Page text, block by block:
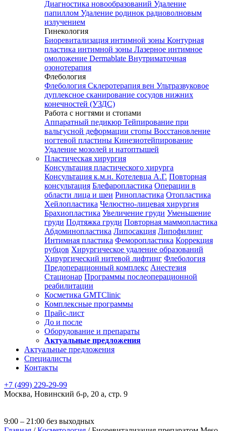
Диагностика новообразований Удаление
папиллом Удаление родинок радиоволновым
излучением
Гинекология
Биоревитализация интимной зоны Контурная
пластика интимной зоны Лазерное интимное
омоложение Dermablate Внутриматочная
озонотерапия
Флебология
Флебология Склеротерапия вен Ультразвуковое
дуплексное сканирование сосудов нижних
конечностей (УЗДС)
Работа с ногтями и стопами
Аппаратный педикюр Тейпирование при
вальгусной деформации стопы Восстановление
ногтевой пластины Кинезиотейпирование
Удаление мозолей и натоптышей
Пластическая хирургия
Консультация пластического хирурга
Консультация к.м.н. Котелевца А.Г. Повторная
консультация Блефаропластика Операции в
области лица и шеи Ринопластика Отопластика
Хейлопластика Челюстно-лицевая хирургия
Брахиопластика Увеличение груди Уменьшение
груди Подтяжка груди Повторная маммопластика
Абдоминопластика Липосакция Липофилинг
Интимная пластика Феморопластика Коррекция
рубцов Хирургическое удаление образований
Хирургический нитевой лифтинг Флебология
Предоперационный комплекс Анестезия
Стационар Программы послеоперационной
реабилитации
Косметика GMTClinic
Комплексные программы
Прайс-лист
До и после
Оборудование и препараты
Актуальные предложения
Актуальные предложения
Специалисты
Контакты
+7 (499) 229-29-99
Москва, Новинский б-р, 20 а, стр. 9
9:00 – 21:00 без выходных